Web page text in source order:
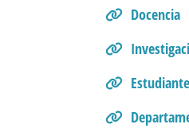
Docencia